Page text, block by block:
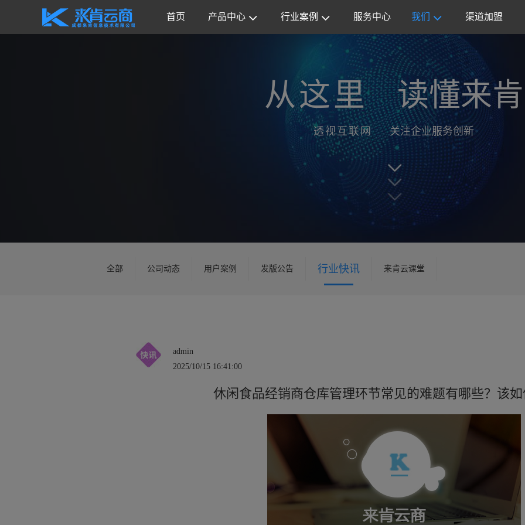
首页 产品中心 行业案例 服务中心 我们 渠道加盟
从这里 读懂来肯
透视互联网 关注企业服务创新
全部 公司动态 用户案例 发版公告 行业快讯 来肯云课堂
admin
2025/10/15 16:41:00
休闲食品经销商仓库管理环节常见的难题有哪些？该